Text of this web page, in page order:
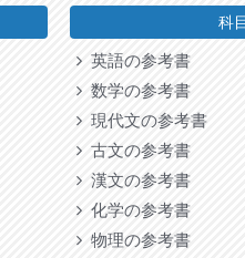
科
英語の参考書
数学の参考書
現代文の参考書
古文の参考書
漢文の参考書
化学の参考書
物理の参考書